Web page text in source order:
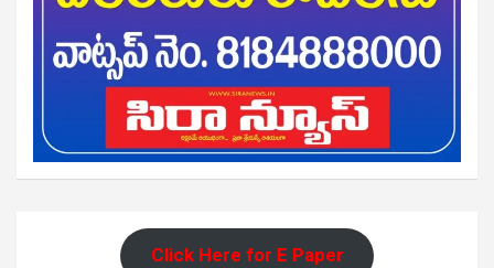
Click Here for E Paper